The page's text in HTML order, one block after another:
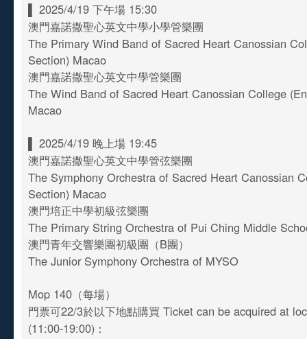
▌ 2025/4/19 下午場 15:30
澳門嘉諾撒聖心英文中學小學管樂團
The Primary Wind Band of Sacred Heart Canossian
Section) Macao
澳門嘉諾撒聖心英文中學管樂團
The Wind Band of Sacred Heart Canossian College
Macao
▌ 2025/4/19 晚上場 19:45
澳門嘉諾撒聖心英文中學管弦樂團
The Symphony Orchestra of Sacred Heart Canossian
Section) Macao
澳門培正中學初級弦樂團
The Primary String Orchestra of Pui Ching Middle
澳門青年交響樂團初級團（B團）
The Junior Symphony Orchestra of MYSO
Mop 140（每場）
門票可22/3於以下地點購買 Ticket can be acquired at
(11:00-19:00)：